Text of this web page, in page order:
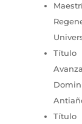
Título
Título